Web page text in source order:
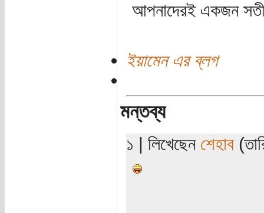
আপনাদেরই একজন
ইয়ামেন এর ব্লগ
মন্তব্য
১ | লিখেছেন শেহাব